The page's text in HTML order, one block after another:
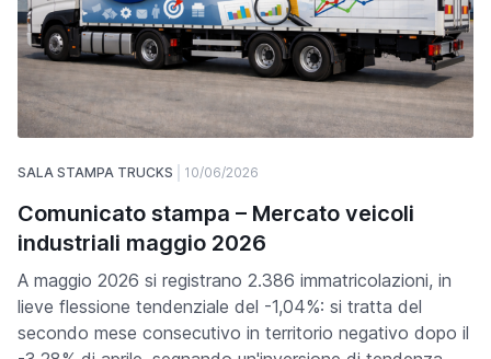
SALA STAMPA TRUCKS 10/06/2026
Comunicato stampa – Mercato veicoli
industriali maggio 2026
A maggio 2026 si registrano 2.386 immatricolazioni, in
lieve flessione tendenziale del -1,04%: si tratta del
secondo mese consecutivo in territorio negativo dopo il